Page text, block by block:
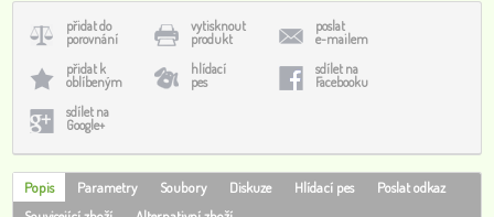
přidat do
porovnání
vytisknout
produkt
poslat
e-mailem
přidat k
oblíbeným
hlídací
pes
sdílet na
Facebooku
sdílet na
Google+
Popis Parametry Soubory Diskuze Hlídací pes
Poslat odkaz